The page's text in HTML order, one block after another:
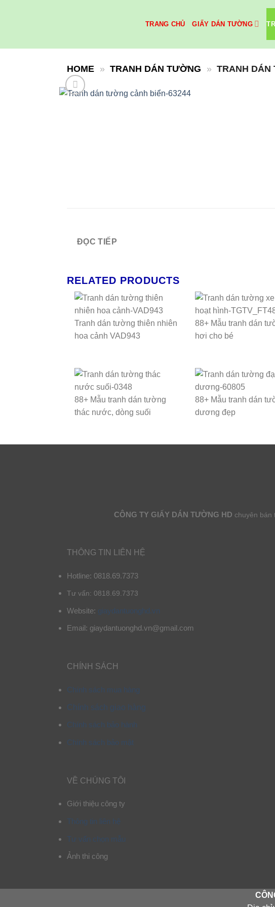
TRANG CHỦ GIẤY DÁN TƯỜNG
HOME » TRANH DÁN TƯỜNG » TRANH DÁN
ĐỌC TIẾP
RELATED PRODUCTS
Tranh dán tường thiên nhiên
hoa cảnh VAD943
88+ Mẫu tranh dán
hơi cho bé
88+ Mẫu tranh dán tường
thác nước, dòng suối
88+ Mẫu tranh dán
dương đẹp
CÔNG TY GIẤY DÁN TƯỜNG HD chuyên bán
THÔNG TIN LIÊN HỆ
Hotline: 0818.69.7373
Tư vấn: 0818.69.7373
Website: giaydantuonghd.vn
Email: giaydantuonghd.vn@gmail.com
CHÍNH SÁCH
Chính sách mua hàng
Chính sách giao hàng
Chính sách bảo hành
Chính sách bảo mật
VỀ CHÚNG TÔI
Giới thiệu công ty
Thông tin liên hệ
Tư vấn chọn mẫu
Ảnh thi công